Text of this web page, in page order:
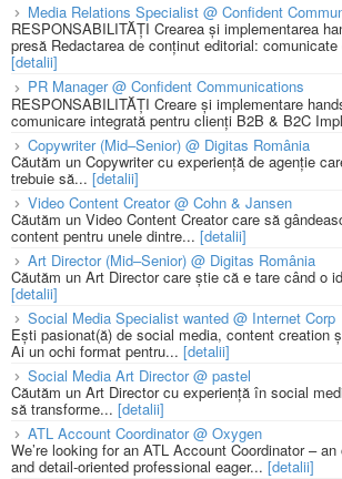
Media Relations Specialist @ Confident
RESPONSABILITĂȚI Crearea și implementarea
presă Redactarea de conținut editorial:
[detalii]
PR Manager @ Confident Communications
RESPONSABILITĂȚI Creare și implementare
comunicare integrată pentru clienți B2B & B2C
Copywriter (Mid–Senior) @ Digitas România
Căutăm un Copywriter cu experiență de agenție
trebuie să... [detalii]
Video Content Creator @ Cohn & Jansen
Căutăm un Video Content Creator care să
content pentru unele dintre... [detalii]
Art Director (Mid–Senior) @ Digitas România
Căutăm un Art Director care știe că e tare când o
[detalii]
Social Media Specialist wanted @ Internet Corp
Ești pasionat(ă) de social media, content creation
Ai un ochi format pentru... [detalii]
Social Media Art Director @ pastel
Căutăm un Art Director cu experiență în social
să transforme... [detalii]
ATL Account Coordinator @ Oxygen
We’re looking for an ATL Account Coordinator –
and detail-oriented professional eager... [detalii]